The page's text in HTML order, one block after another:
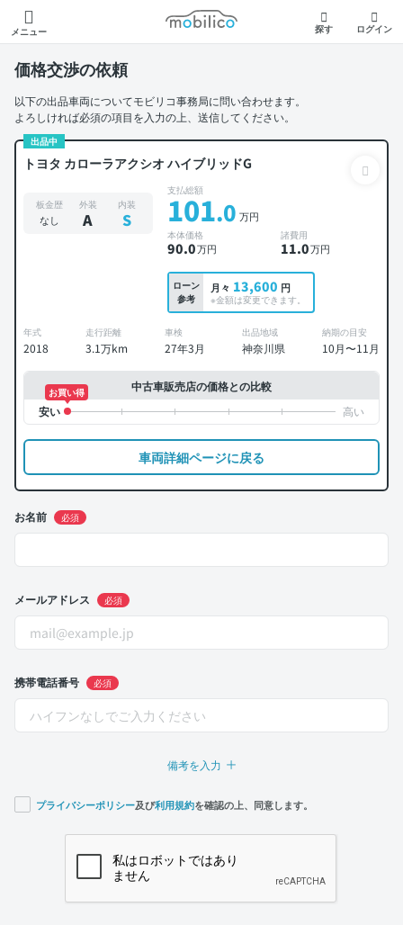
メニュー
モビリコ
探す ログイン
価格交渉の依頼
以下の出品車両についてモビリコ事務局に問い合わせます。
よろしければ必須の項目を入力の上、送信してください。
出品中
トヨタ カローラアクシオ ハイブリッドG
板金歴
なし
外装
A
内装
S
支払総額
101.0 万円
本体価格
90.0万円
諸費用
11.0万円
ローン
参考
月々 13,600 円
※金額は変更できます。
年式
2018
走行距離
3.1万km
車検
27年3月
出品地域
神奈川県
納期の目安
10月〜11月
中古車販売店の価格との比較
お買い得
車両詳細ページに戻る
お名前 必須
メールアドレス 必須
携帯電話番号 必須
備考を入力
プライバシーポリシー及び利用規約を確認の上、同意します。